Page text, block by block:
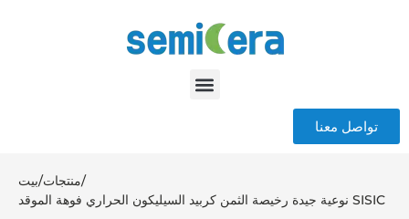
تواصل معنا
بيت/منتجات/
نوعية جيدة رخيصة الثمن كربيد السيليكون الحراري فوهة الموقد SISIC